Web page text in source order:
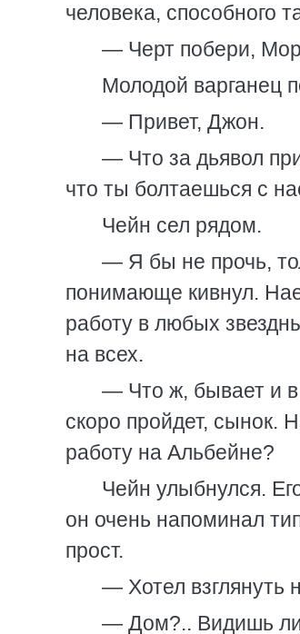
человека, способного
— Черт побери,
Молодой варганец
— Привет, Джон.
— Что за дьявол
что ты болтаешься с
Чейн сел рядом.
— Я бы не прочь,
понимающе кивнул.
работу в любых
на всех.
— Что ж, бывает и
скоро пройдет, сынок.
работу на Альбейне?
Чейн улыбнулся.
он очень напоминал
прост.
— Хотел взглянуть
— Дом?.. Видишь